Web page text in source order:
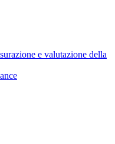
e valutazione della